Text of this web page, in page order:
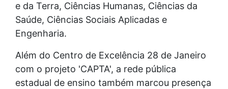
e da Terra, Ciências Humanas, Ciências da
Saúde, Ciências Sociais Aplicadas e
Engenharia.
Além do Centro de Excelência 28 de Janeiro
com o projeto 'CAPTA', a rede pública
estadual de ensino também marcou presença